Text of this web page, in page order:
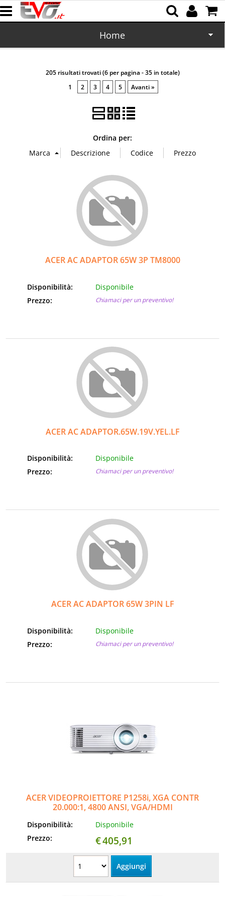
Home
Memorie
Batterie
Cartucce
Cellulari
Office
Informatica
AudioVideo
Elettrodomestici
205 risultati trovati (6 per pagina - 35 in totale)
1
2 3 4 5 Avanti »
Ordina per:
ACER AC ADAPTOR 65W 3P TM8000
Disponibilità:
Disponibile
Prezzo:
Chiamaci per un preventivo!
ACER AC ADAPTOR.65W.19V.YEL.LF
Disponibilità:
Disponibile
Prezzo:
Chiamaci per un preventivo!
ACER AC ADAPTOR 65W 3PIN LF
Disponibilità:
Disponibile
Prezzo:
Chiamaci per un preventivo!
ACER VIDEOPROIETTORE P1258i, XGA CONTR
20.000:1, 4800 ANSI, VGA/HDMI
Disponibilità:
Disponibile
Prezzo:
€405,91